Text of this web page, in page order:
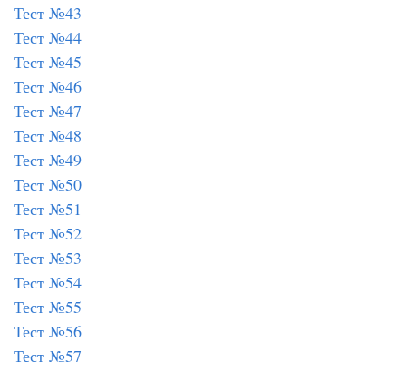
Тест №43
Тест №44
Тест №45
Тест №46
Тест №47
Тест №48
Тест №49
Тест №50
Тест №51
Тест №52
Тест №53
Тест №54
Тест №55
Тест №56
Тест №57